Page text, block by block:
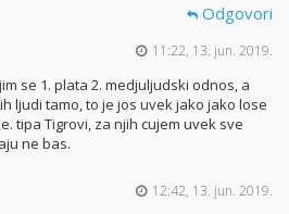
Odgovori
11:22, 13. jun. 2019.
se 1. plata 2. medjuljudski odnos, a
ljudi tamo, to je jos uvek jako jako lose
tipa Tigrovi, za njih cujem uvek sve
ne bas.
12:42, 13. jun. 2019.